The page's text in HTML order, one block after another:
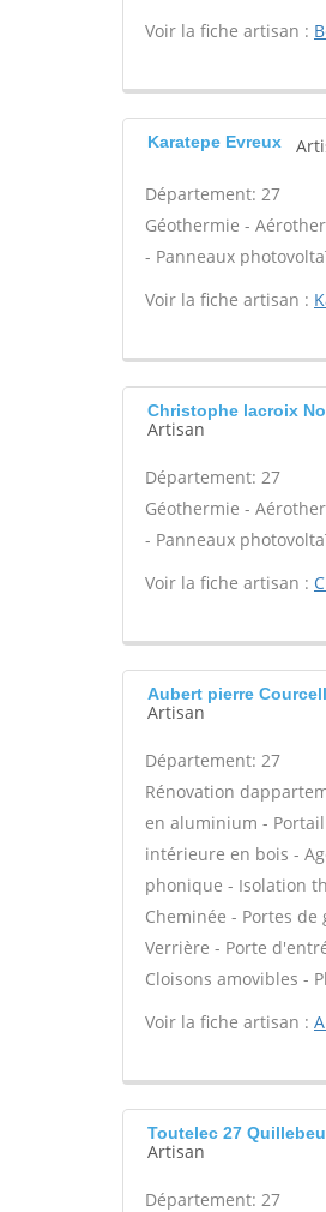
Voir la fiche artisan :
Karatepe Evreux
Département: 27
Géothermie -
- Panneaux
Voir la fiche artisan :
Christophe lacroix
Artisan
Département: 27
Géothermie -
- Panneaux
Voir la fiche artisan :
Aubert pierre
Artisan
Département: 27
Rénovation
en aluminium -
intérieure en bois -
phonique - Isolation
Cheminée - Portes
Verrière - Porte
Cloisons amovibles -
Voir la fiche artisan :
Toutelec 27
Artisan
Département: 27